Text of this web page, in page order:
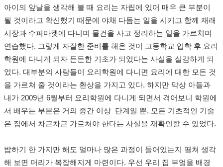
아이의 앞날을 생각해 볼 때 요리는 자립에 있어 매우 큰 부분이
될 것이라고 확신했기 때문에 야채 다듬는 일을 시키고 함께 재래
시장과 수퍼마켓에 다니며 물건을 사고 정리하는 일을 가르치며
연습했다. 그렇게 자잘한 준비를 해온 것이 고등학교 입학 후 요리
학원에 다니게 되자 든든한 기초가 되었다는 사실을 실감하게 되
었다. 대부분의 사람들이 요리학원에 다니면 요리에 대한 모든 것
을 가르쳐 줄 것이라는 환상을 가지고 있다. 하지만 막상 아들과
내가 2009년 6월부터 요리학원에 다니게 되면서 겪어보니 학원에
서 배우는 부분은 거의 중간 이상 단계일 뿐, 모든 기초적인 기술
은 집에서 차근차근 가르쳐야 한다는 사실을 재확인할 수 있었다.
밥하기 한 가지만 해도 얼마나 많은 과정이 들어있는지 펼쳐 생각
해 보면 머리가 복잡해지게 마련이다. 우선 우리 집 부엌을 배경